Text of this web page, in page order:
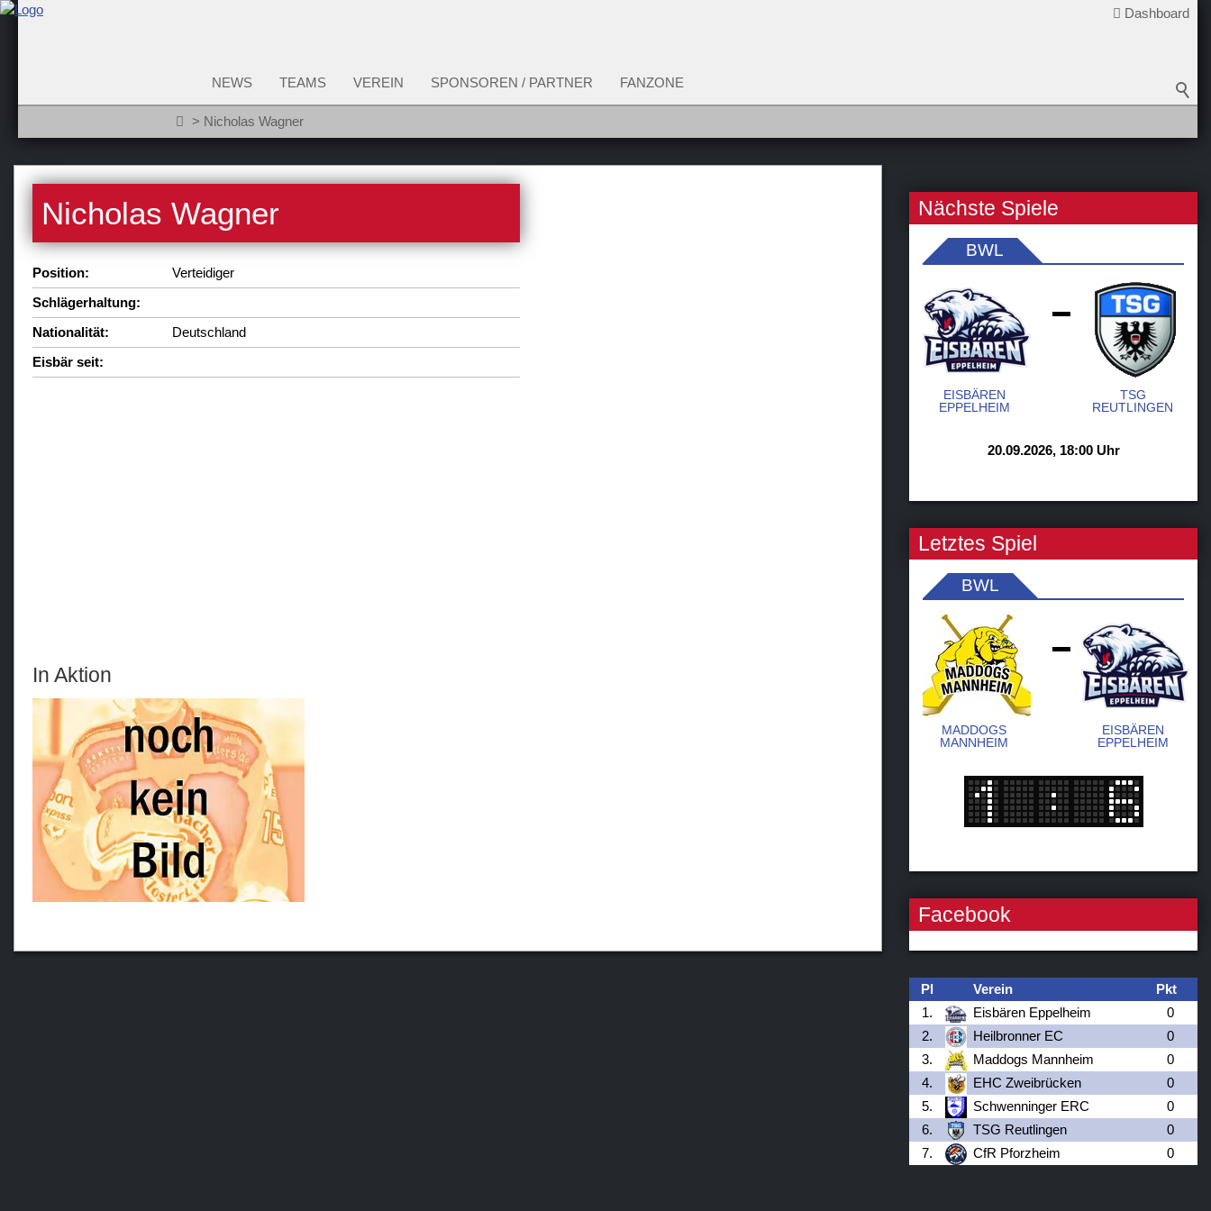
Dashboard
NEWS TEAMS VEREIN SPONSOREN / PARTNER FANZONE
Nicholas Wagner
Nicholas Wagner
Position:
Verteidiger
Schlägerhaltung:
Nationalität:
Deutschland
Eisbär seit:
In Aktion
Nächste Spiele
BWL
EISBÄREN
EPPELHEIM
-
TSG
REUTLINGEN
20.09.2026, 18:00 Uhr
Letztes Spiel
BWL
MADDOGS
MANNHEIM
-
EISBÄREN
EPPELHEIM
Facebook
Pl Verein
Pkt
1.
Eisbären Eppelheim
0
2.
Heilbronner EC
0
3.
Maddogs Mannheim
0
4.
EHC Zweibrücken
0
5.
Schwenninger ERC
0
6.
TSG Reutlingen
0
7.
CfR Pforzheim 0